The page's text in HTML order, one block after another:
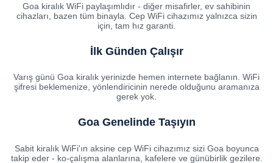
Goa kiralık WiFi paylaşımlıdır - diğer misafirler, ev sahibinin
cihazları, bazen tüm binayla. Cep WiFi cihazımız yalnızca sizin
için, tam hız garanti.
İlk Günden Çalışır
Varış günü Goa kiralık yerinizde hemen internete bağlanın. WiFi
şifresi beklemenize, yönlendiricinin nerede olduğunu aramanıza
gerek yok.
Goa Genelinde Taşıyın
Sabit kiralık WiFi'ın aksine cep WiFi cihazımız sizi Goa boyunca
takip eder - ko-çalışma alanlarına, kafelere ve günübirlik gezilere.